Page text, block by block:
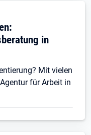
in
Mit vielen
für Arbeit in